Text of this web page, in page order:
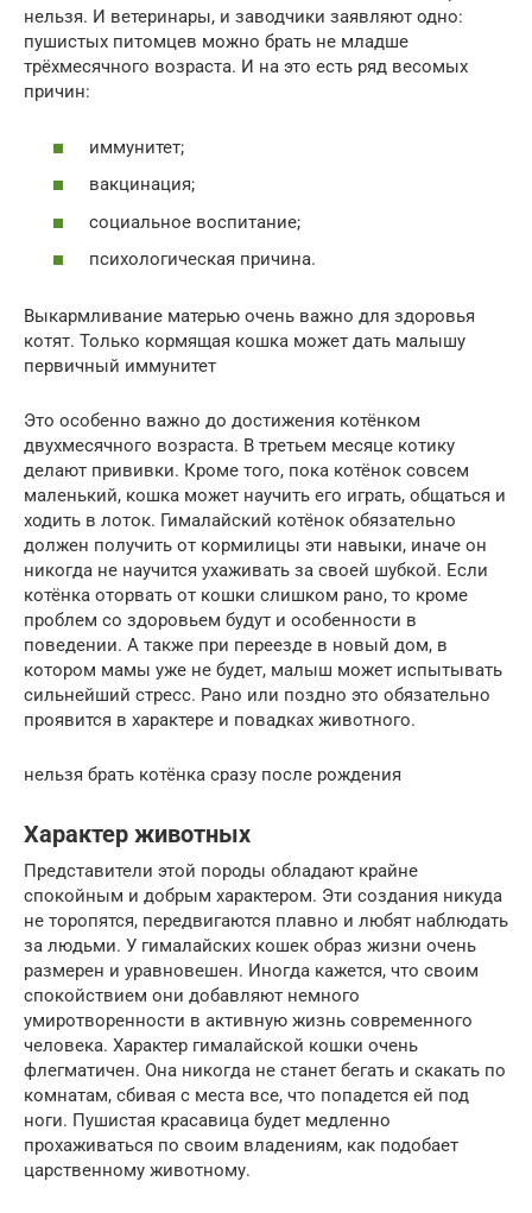
нельзя. И ветеринары, и заводчики заявляют одно:
пушистых питомцев можно брать не младше
трёхмесячного возраста. И на это есть ряд весомых
причин:
иммунитет;
вакцинация;
социальное воспитание;
психологическая причина.
Выкармливание матерью очень важно для здоровья
котят. Только кормящая кошка может дать малышу
первичный иммунитет
Это особенно важно до достижения котёнком
двухмесячного возраста. В третьем месяце котику
делают прививки. Кроме того, пока котёнок совсем
маленький, кошка может научить его играть, общаться и
ходить в лоток. Гималайский котёнок обязательно
должен получить от кормилицы эти навыки, иначе он
никогда не научится ухаживать за своей шубкой. Если
котёнка оторвать от кошки слишком рано, то кроме
проблем со здоровьем будут и особенности в
поведении. А также при переезде в новый дом, в
котором мамы уже не будет, малыш может испытывать
сильнейший стресс. Рано или поздно это обязательно
проявится в характере и повадках животного.
нельзя брать котёнка сразу после рождения
Характер животных
Представители этой породы обладают крайне
спокойным и добрым характером. Эти создания никуда
не торопятся, передвигаются плавно и любят наблюдать
за людьми. У гималайских кошек образ жизни очень
размерен и уравновешен. Иногда кажется, что своим
спокойствием они добавляют немного
умиротворенности в активную жизнь современного
человека. Характер гималайской кошки очень
флегматичен. Она никогда не станет бегать и скакать по
комнатам, сбивая с места все, что попадется ей под
ноги. Пушистая красавица будет медленно
прохаживаться по своим владениям, как подобает
царственному животному.